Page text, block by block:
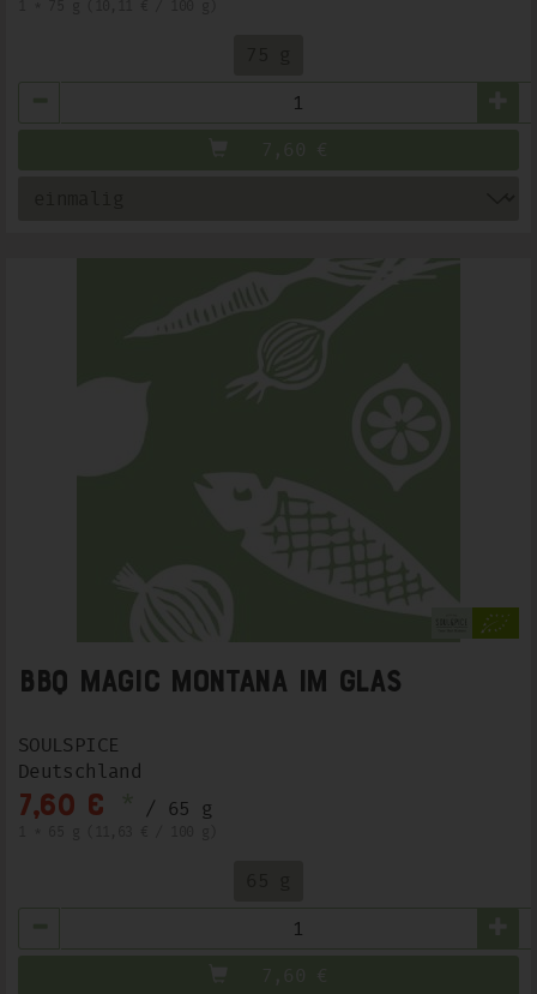
BBQ Magic Montana im Glas
SOULSPICE
Deutschland
7,60 € / 65 g